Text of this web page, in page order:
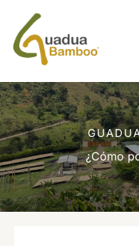
contenido
¿Cómo